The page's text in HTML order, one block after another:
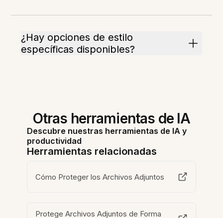
¿Hay opciones de estilo
específicas disponibles?
Otras herramientas de IA
Descubre nuestras herramientas de IA y
productividad
Herramientas relacionadas
Cómo Proteger los Archivos Adjuntos
Protege Archivos Adjuntos de Forma